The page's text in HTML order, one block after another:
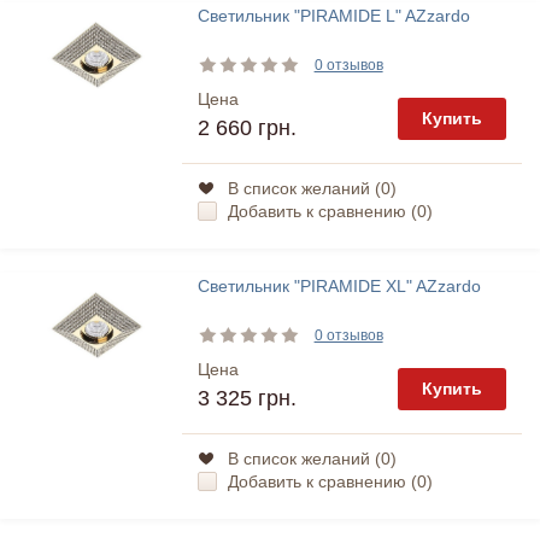
Светильник "PIRAMIDE L" AZzardo
0 отзывов
Цена
2 660 грн. Купить
В список желаний (0)
Добавить к сравнению (0)
Светильник "PIRAMIDE XL" AZzardo
0 отзывов
Цена
3 325 грн. Купить
В список желаний (0)
Добавить к сравнению (0)